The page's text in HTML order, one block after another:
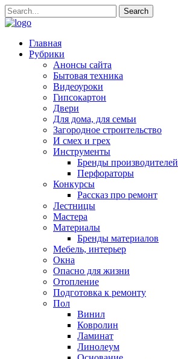
Главная
Рубрики
Анонсы сайта
Бытовая техника
Видеоуроки
Гипсокартон
Двери
Для дома, для семьи
Загородное строительство
И смех и грех
Инструменты
Бренды производителей
Перфораторы
Конкурсы
Рассказ про ремонт
Лестницы
Мастера
Материалы
Бренды материалов
Мебель, интерьер
Окна
Опасно для жизни
Отопление
Подготовка к ремонту
Пол
Винил
Ковролин
Ламинат
Линолеум